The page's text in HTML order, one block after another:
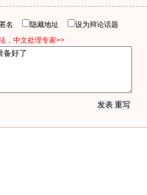
名 隐藏地址
设为辩论话题
，中文处理专家>>